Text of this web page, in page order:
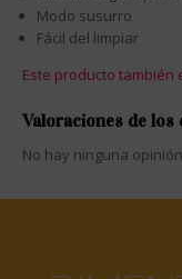
Modo susurro
Fácil del limpiar
Este producto también
Valoraciones de los
No hay ninguna